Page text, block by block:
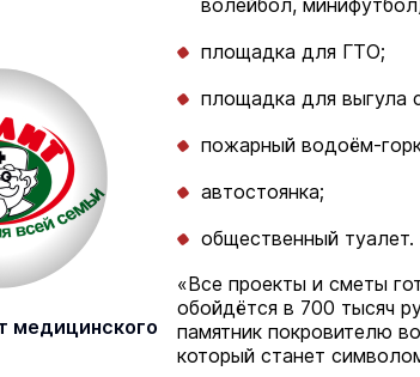
медицинского
волейбол,
площадка для ГТО;
площадка для выгула
пожарный водоём-
автостоянка;
общественный туалет.
«Все проекты и сметы
обойдётся в 700 тысяч
памятник покровителю
который станет